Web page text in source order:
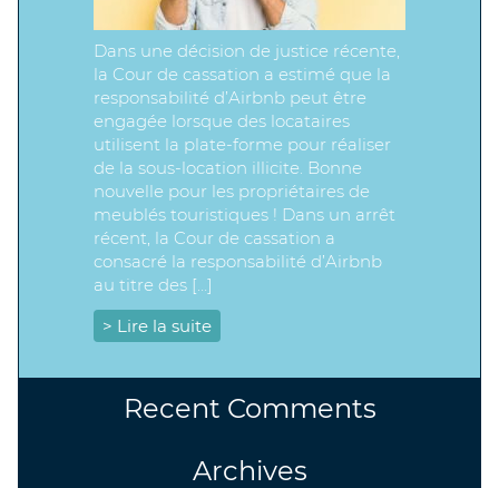
Dans une décision de justice récente,
la Cour de cassation a estimé que la
responsabilité d’Airbnb peut être
engagée lorsque des locataires
utilisent la plate-forme pour réaliser
de la sous-location illicite. Bonne
nouvelle pour les propriétaires de
meublés touristiques ! Dans un arrêt
récent, la Cour de cassation a
consacré la responsabilité d’Airbnb
au titre des […]
> Lire la suite
Recent Comments
Archives